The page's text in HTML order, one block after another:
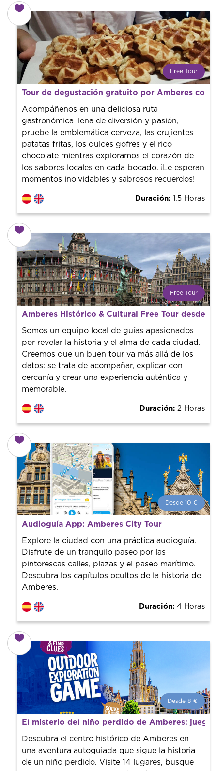
Free Tour
¿Qué es un FREE TOUR?
Tendencia mundial en rutas turísticas. Reserva sin coste
con un guía profesional. ¡El precio es libre! Por lo que al
finalizar la experiencia tú le pones el precio.
Tour de degustación gratuito por Amberes con
Acompáñenos en una deliciosa ruta
gastronómica llena de diversión y pasión,
pruebe la emblemática cerveza, las crujientes
patatas fritas, los dulces gofres y el rico
chocolate mientras exploramos el corazón de
los sabores locales en cada bocado. ¡Le esperan
momentos inolvidables y sabrosos recuerdos!
Duración: 1.5 Horas
Free Tour
¿Qué es un FREE TOUR?
con un guía profesional. ¡El precio es libre! Por lo que al
finalizar la experiencia tú le pones el precio.
Amberes Histórico & Cultural Free Tour desde
Somos un equipo local de guías apasionados
por revelar la historia y el alma de cada ciudad.
Creemos que un buen tour va más allá de los
datos: se trata de acompañar, explicar con
cercanía y crear una experiencia auténtica y
memorable.
Duración: 2 Horas
Desde 10 €
Desde 10 € por persona.
¡Reserva con nosotros! Colaboramos con los mejores
guías de la ciudad para tener el mejor precio y servicio.
Audioguía App: Amberes City Tour
Explore la ciudad con una práctica audioguía.
Disfrute de un tranquilo paseo por las
pintorescas calles, plazas y el paseo marítimo.
Descubra los capítulos ocultos de la historia de
Amberes.
Duración: 4 Horas
Desde 8 €
Desde 8 € por persona.
¡Reserva con nosotros! Colaboramos con los mejores
guías de la ciudad para tener el mejor precio y servicio.
El misterio del niño perdido de Amberes: juego
Descubra el centro histórico de Amberes en
una aventura autoguiada que sigue la historia
de un niño perdido. Visite 14 lugares, busque